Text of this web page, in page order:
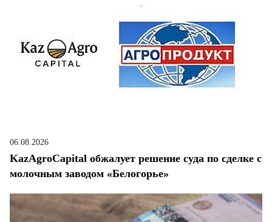
06.08.2026
KazAgroCapital обжалует решение суда по сделке с
молочным заводом «Белогорье»